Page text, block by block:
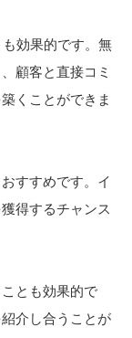
効果的です。無
顧客と直接コミ
くことができま
すすめです。イ
得するチャンス
とも効果的で
介し合うことが